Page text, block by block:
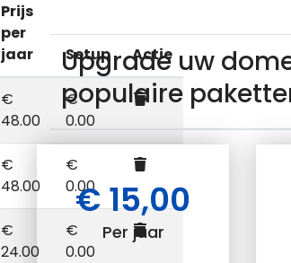
Prijs
per
jaar
Setup Actie
€
48.00
€
0.00
€
48.00
€
0.00
€
24.00
€
0.00
Upgrade uw
populaire
€ 15,00
Per jaar